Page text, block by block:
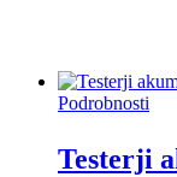
Podrobnosti
Testerji